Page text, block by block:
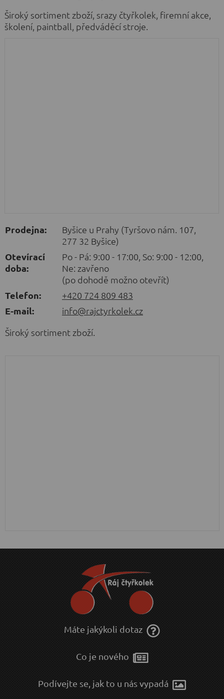
Široký sortiment zboží, srazy čtyřkolek, firemní akce,
školení, paintball, předváděcí stroje.
Prodejna:
Byšice u Prahy (Tyršovo nám. 107,
277 32 Byšice)
Otevírací
doba:
Po - Pá: 9:00 - 17:00, So: 9:00 - 12:00,
Ne: zavřeno
(po dohodě možno otevřít)
Telefon:
+420 724 809 483
E-mail:
info@rajctyrkolek.cz
Široký sortiment zboží.
Máte jakýkoli dotaz
Co je nového
Podívejte se, jak to u nás vypadá